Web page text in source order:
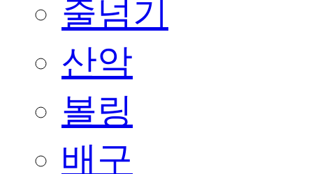
줄넘기
산악
볼링
배구